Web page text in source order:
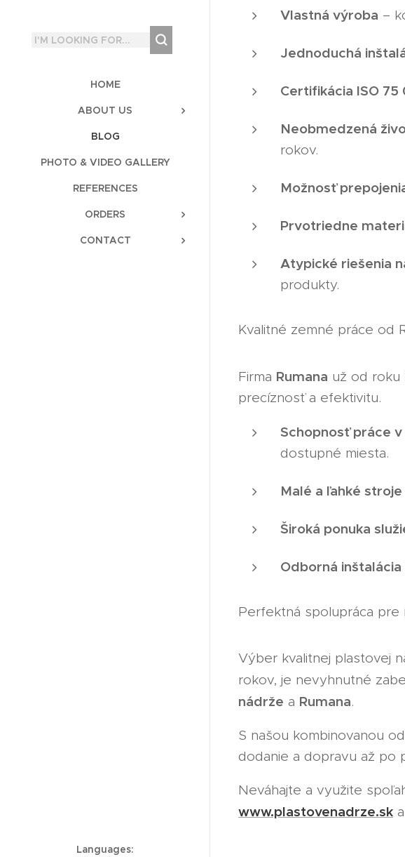
HOME
ABOUT US
BLOG
PHOTO & VIDEO GALLERY
REFERENCES
ORDERS
CONTACT
Vlastná výroba –
Jednoduchá
Certifikácia ISO 75
Neobmedzená
rokov.
Možnosť
Prvotriedne
Atypické riešenia
produkty.
Kvalitné zemné práce od
Firma Rumana už od roku
precíznosť a efektivitu.
Schopnosť práce
dostupné miesta.
Malé a ľahké stroje
Široká ponuka
Odborná
Perfektná spolupráca pre
Výber kvalitnej plastovej
rokov, je nevyhnutné
nádrže a Rumana.
S našou kombinovanou
dodanie a dopravu až po
Neváhajte a využite
www.plastovenadrze.sk a
Languages